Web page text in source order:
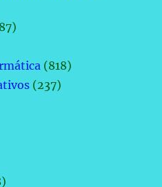
(818)
(237)